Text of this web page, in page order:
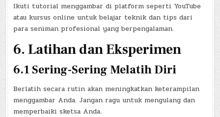
Ikuti tutorial menggambar di platform seperti YouTube
atau kursus online untuk belajar teknik dan tips dari
para seniman profesional yang berpengalaman.
6. Latihan dan Eksperimen
6.1 Sering-Sering Melatih Diri
Berlatih secara rutin akan meningkatkan keterampilan
menggambar Anda. Jangan ragu untuk mengulang dan
memperbaiki sketsa Anda.